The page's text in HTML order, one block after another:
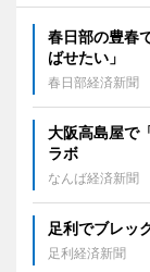
春日部の豊春
ばせたい」
春日部経済新聞
大阪高島屋で
ラボ
なんば経済新聞
足利でブレッ
足利経済新聞